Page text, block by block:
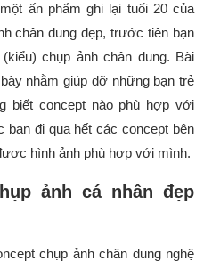
ấn phẩm ghi lại tuổi 20 của
chân dung đẹp, trước tiên bạn
chụp ảnh chân dung. Bài
nhằm giúp đỡ những bạn trẻ
biết concept nào phù hợp với
bạn đi qua hết các concept bên
hình ảnh phù hợp với mình.
ảnh cá nhân đẹp
chụp ảnh chân dung nghệ